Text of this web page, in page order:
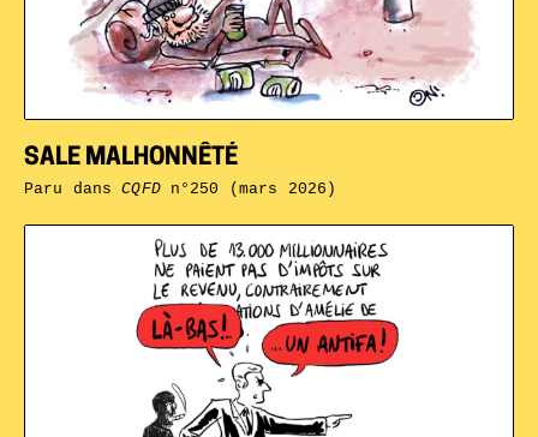
SALE MALHONNÊTÉ
Paru dansCQFDn°250 (mars 2026)